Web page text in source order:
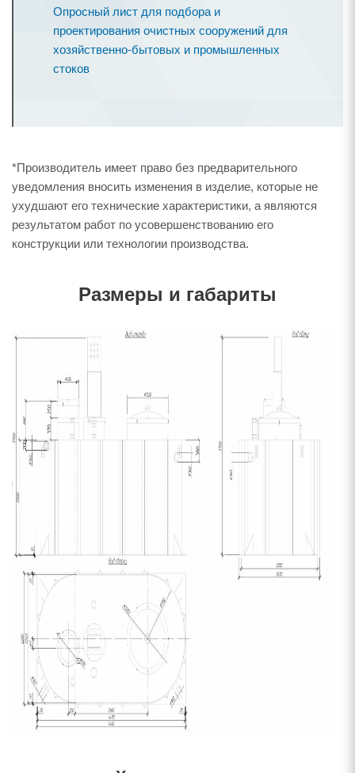
Опросный лист для подбора и
проектирования очистных сооружений для
хозяйственно-бытовых и промышленных
стоков
*Производитель имеет право без предварительного
уведомления вносить изменения в изделие, которые не
ухудшают его технические характеристики, а являются
результатом работ по усовершенствованию его
конструкции или технологии производства.
Размеры и габариты